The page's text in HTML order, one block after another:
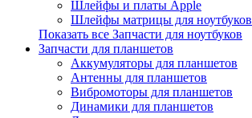
Шлейфы и платы Apple
Шлейфы матрицы для ноутбуков
Показать все Запчасти для ноутбуков
Запчасти для планшетов
Аккумуляторы для планшетов
Антенны для планшетов
Вибромоторы для планшетов
Динамики для планшетов